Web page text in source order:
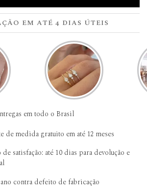
EM ATÉ 4 DIAS ÚTEIS
em todo o Brasil
de medida gratuito em até 12 meses
satisfação: até 10 dias para devolução e
contra defeito de fabricação